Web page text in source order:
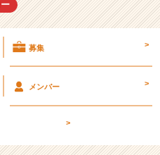
募集 >
メンバー >
>